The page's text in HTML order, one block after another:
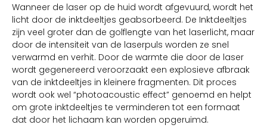
Wanneer de laser op de huid wordt afgevuurd, wordt het
licht door de inktdeeltjes geabsorbeerd. De Inktdeeltjes
zijn veel groter dan de golflengte van het laserlicht, maar
door de intensiteit van de laserpuls worden ze snel
verwarmd en verhit. Door de warmte die door de laser
wordt gegenereerd veroorzaakt een explosieve afbraak
van de inktdeeltjes in kleinere fragmenten. Dit proces
wordt ook wel “photoacoustic effect” genoemd en helpt
om grote inktdeeltjes te verminderen tot een formaat
dat door het lichaam kan worden opgeruimd.